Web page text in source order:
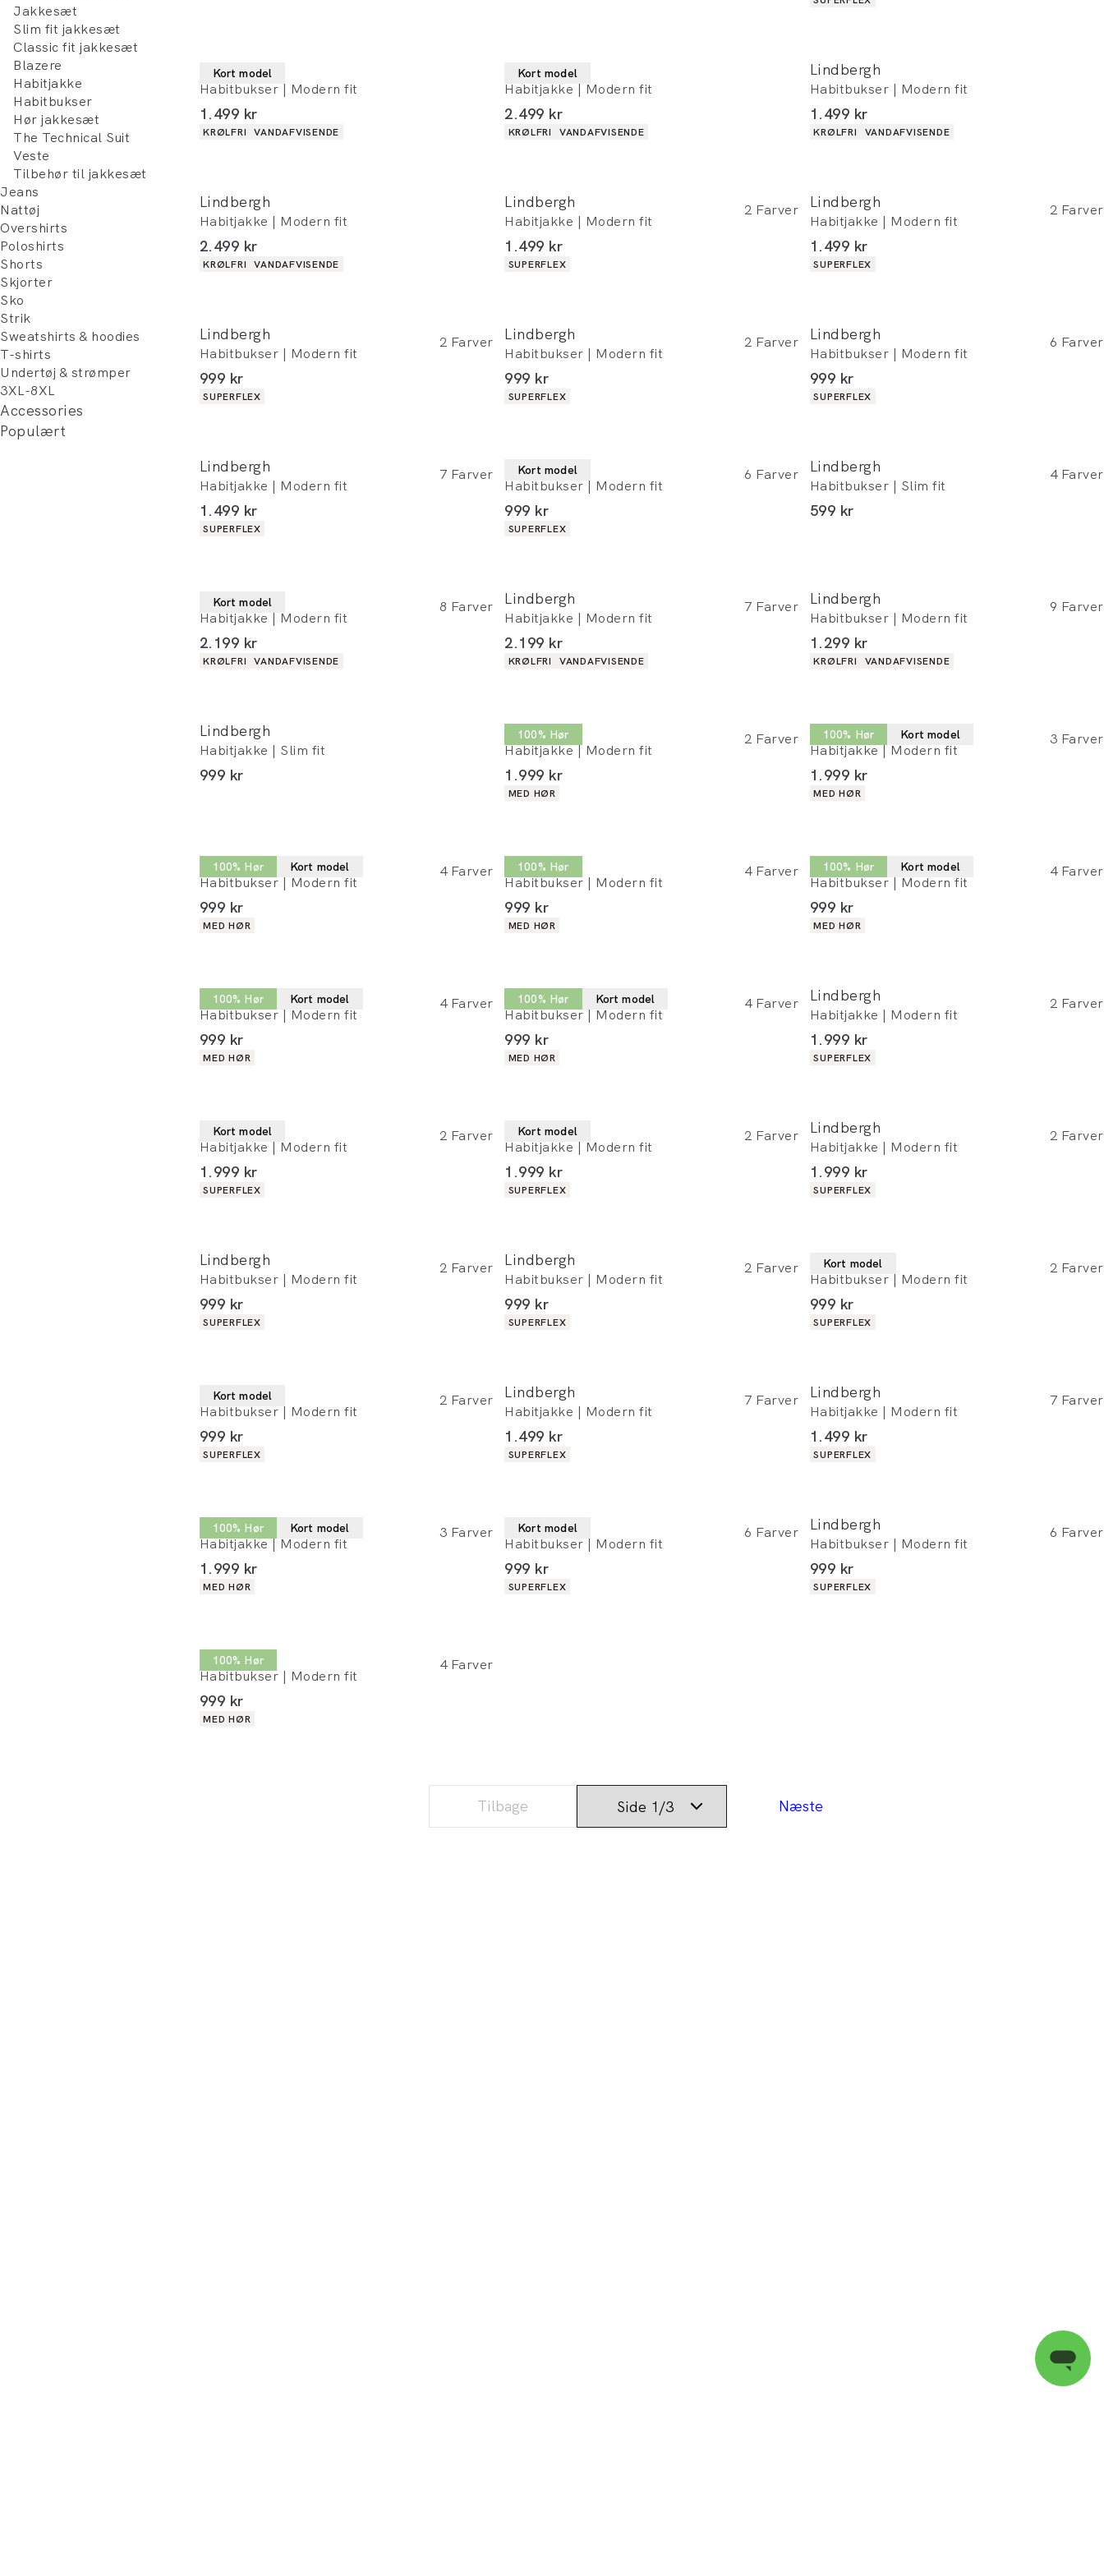
Jakkesæt
Slim fit jakkesæt
Classic fit jakkesæt
Blazere
Habitjakke
Habitbukser
Hør jakkesæt
The Technical Suit
Veste
Tilbehør til jakkesæt
Jeans
Nattøj
Overshirts
Poloshirts
Shorts
Skjorter
Sko
Strik
Sweatshirts & hoodies
T-shirts
Undertøj & strømper
3XL-8XL
Accessories
Populært
Kort model
Lindbergh
Habitbukser | Modern fit
I alt (inkl. rabat)
1.499 kr
Produkt egenskaber
KRØLFRI VANDAFVISENDE
Kort model
Lindbergh
Habitjakke | Modern fit
I alt (inkl. rabat)
2.499 kr
Produkt egenskaber
KRØLFRI VANDAFVISENDE
Lindbergh
Habitbukser | Modern fit
I alt (inkl. rabat)
1.499 kr
Produkt egenskaber
KRØLFRI VANDAFVISENDE
Lindbergh
Habitjakke | Modern fit
I alt (inkl. rabat)
2.499 kr
Produkt egenskaber
KRØLFRI VANDAFVISENDE
Lindbergh
Habitjakke | Modern fit
2 Farver
I alt (inkl. rabat)
1.499 kr
Produkt egenskaber
SUPERFLEX
Lindbergh
Habitjakke | Modern fit
2 Farver
I alt (inkl. rabat)
1.499 kr
Produkt egenskaber
SUPERFLEX
Lindbergh
Habitbukser | Modern fit
2 Farver
I alt (inkl. rabat)
999 kr
Produkt egenskaber
SUPERFLEX
Lindbergh
Habitbukser | Modern fit
2 Farver
I alt (inkl. rabat)
999 kr
Produkt egenskaber
SUPERFLEX
Lindbergh
Habitbukser | Modern fit
6 Farver
I alt (inkl. rabat)
999 kr
Produkt egenskaber
SUPERFLEX
Lindbergh
Habitjakke | Modern fit
7 Farver
I alt (inkl. rabat)
1.499 kr
Produkt egenskaber
SUPERFLEX
Kort model
Lindbergh
Habitbukser | Modern fit
6 Farver
I alt (inkl. rabat)
999 kr
Produkt egenskaber
SUPERFLEX
Lindbergh
Habitbukser | Slim fit
4 Farver
I alt (inkl. rabat)
599 kr
Kort model
Lindbergh
Habitjakke | Modern fit
8 Farver
I alt (inkl. rabat)
2.199 kr
Produkt egenskaber
KRØLFRI VANDAFVISENDE
Lindbergh
Habitjakke | Modern fit
7 Farver
I alt (inkl. rabat)
2.199 kr
Produkt egenskaber
KRØLFRI VANDAFVISENDE
Lindbergh
Habitbukser | Modern fit
9 Farver
I alt (inkl. rabat)
1.299 kr
Produkt egenskaber
KRØLFRI VANDAFVISENDE
Lindbergh
Habitjakke | Slim fit
I alt (inkl. rabat)
999 kr
100% Hør
Lindbergh
Habitjakke | Modern fit
2 Farver
I alt (inkl. rabat)
1.999 kr
Produkt egenskaber
MED HØR
100% Hør Kort model
Lindbergh
Habitjakke | Modern fit
3 Farver
I alt (inkl. rabat)
1.999 kr
Produkt egenskaber
MED HØR
100% Hør Kort model
Lindbergh
Habitbukser | Modern fit
4 Farver
I alt (inkl. rabat)
999 kr
Produkt egenskaber
MED HØR
100% Hør
Lindbergh
Habitbukser | Modern fit
4 Farver
I alt (inkl. rabat)
999 kr
Produkt egenskaber
MED HØR
100% Hør Kort model
Lindbergh
Habitbukser | Modern fit
4 Farver
I alt (inkl. rabat)
999 kr
Produkt egenskaber
MED HØR
100% Hør Kort model
Lindbergh
Habitbukser | Modern fit
4 Farver
I alt (inkl. rabat)
999 kr
Produkt egenskaber
MED HØR
100% Hør Kort model
Lindbergh
Habitbukser | Modern fit
4 Farver
I alt (inkl. rabat)
999 kr
Produkt egenskaber
MED HØR
Lindbergh
Habitjakke | Modern fit
2 Farver
I alt (inkl. rabat)
1.999 kr
Produkt egenskaber
SUPERFLEX
Kort model
Lindbergh
Habitjakke | Modern fit
2 Farver
I alt (inkl. rabat)
1.999 kr
Produkt egenskaber
SUPERFLEX
Kort model
Lindbergh
Habitjakke | Modern fit
2 Farver
I alt (inkl. rabat)
1.999 kr
Produkt egenskaber
SUPERFLEX
Lindbergh
Habitjakke | Modern fit
2 Farver
I alt (inkl. rabat)
1.999 kr
Produkt egenskaber
SUPERFLEX
Lindbergh
Habitbukser | Modern fit
2 Farver
I alt (inkl. rabat)
999 kr
Produkt egenskaber
SUPERFLEX
Lindbergh
Habitbukser | Modern fit
2 Farver
I alt (inkl. rabat)
999 kr
Produkt egenskaber
SUPERFLEX
Kort model
Lindbergh
Habitbukser | Modern fit
2 Farver
I alt (inkl. rabat)
999 kr
Produkt egenskaber
SUPERFLEX
Kort model
Lindbergh
Habitbukser | Modern fit
2 Farver
I alt (inkl. rabat)
999 kr
Produkt egenskaber
SUPERFLEX
Lindbergh
Habitjakke | Modern fit
7 Farver
I alt (inkl. rabat)
1.499 kr
Produkt egenskaber
SUPERFLEX
Lindbergh
Habitjakke | Modern fit
7 Farver
I alt (inkl. rabat)
1.499 kr
Produkt egenskaber
SUPERFLEX
100% Hør Kort model
Lindbergh
Habitjakke | Modern fit
3 Farver
I alt (inkl. rabat)
1.999 kr
Produkt egenskaber
MED HØR
Kort model
Lindbergh
Habitbukser | Modern fit
6 Farver
I alt (inkl. rabat)
999 kr
Produkt egenskaber
SUPERFLEX
Lindbergh
Habitbukser | Modern fit
6 Farver
I alt (inkl. rabat)
999 kr
Produkt egenskaber
SUPERFLEX
100% Hør
Lindbergh
Habitbukser | Modern fit
4 Farver
I alt (inkl. rabat)
999 kr
Produkt egenskaber
MED HØR
Tilbage Næste